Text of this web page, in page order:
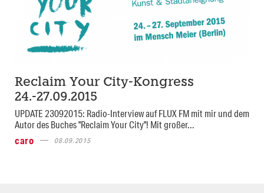
Reclaim Your City-Kongress
24.-27.09.2015
UPDATE 23092015: Radio-Interview auf FLUX FM mit mir und dem
Autor des Buches "Reclaim Your City"! Mit großer...
caro
08.09.2015